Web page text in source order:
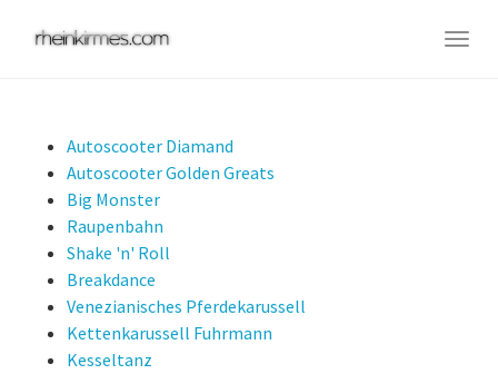
Autoscooter Diamand
Autoscooter Golden Greats
Big Monster
Raupenbahn
Shake 'n' Roll
Breakdance
Venezianisches Pferdekarussell
Kettenkarussell Fuhrmann
Kesseltanz